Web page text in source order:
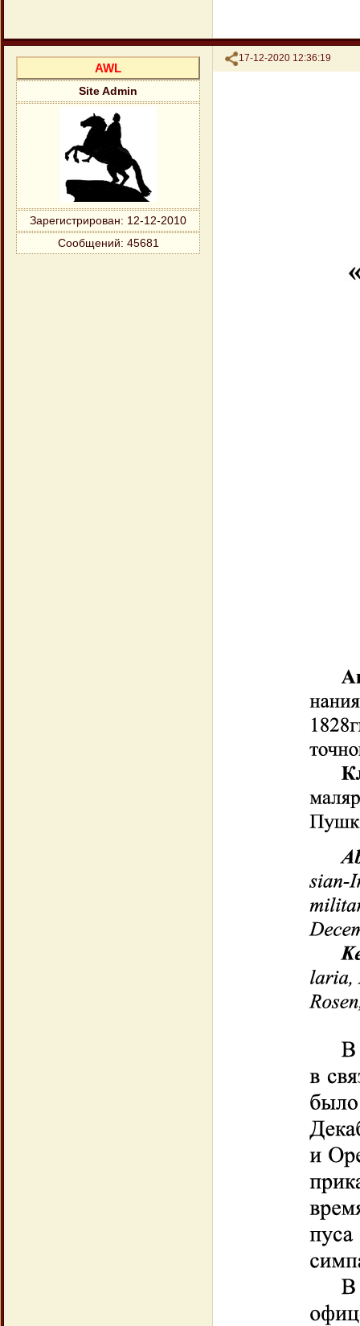
Поделиться
17-12-2020 12:36:19
AWL
Site Admin
Зарегистрирован: 12-12-2010
Сообщений: 45681